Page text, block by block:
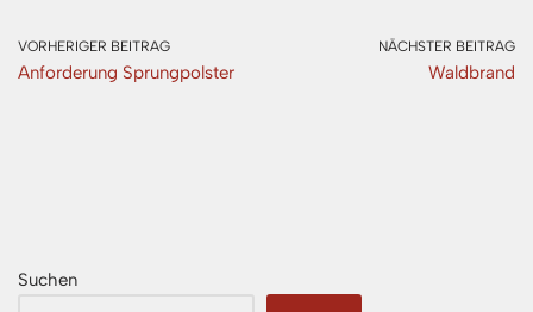
VORHERIGER BEITRAG
Anforderung Sprungpolster
NÄCHSTER BEITRAG
Waldbrand
Suchen